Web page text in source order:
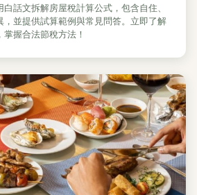
話文拆解房屋稅計算公式，包含自住、
，並提供試算範例與常見問答。立即了解
握合法節稅方法！